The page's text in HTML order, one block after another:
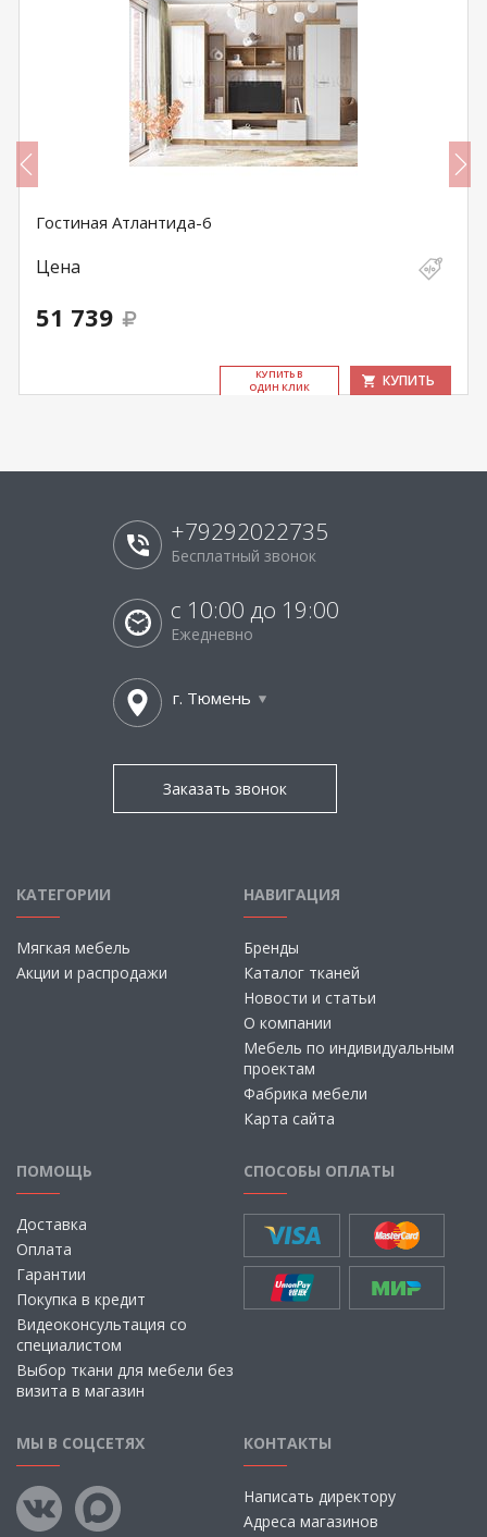
Гостиная Атлантида-6
Цена
51 739
КУ­ПИТЬ В
ОДИН КЛИК
КУПИТЬ
+79292022735
Бесплатный звонок
с 10:00 до 19:00
Ежедневно
г. Тюмень
Заказать звонок
КАТЕГОРИИ
Мягкая мебель
Акции и распродажи
НАВИГАЦИЯ
Бренды
Каталог тканей
Новости и статьи
О компании
Мебель по индивидуальным
проектам
Фабрика мебели
Карта сайта
ПОМОЩЬ
Доставка
Оплата
Гарантии
Покупка в кредит
Видеоконсультация со
специалистом
Выбор ткани для мебели без
визита в магазин
СПОСОБЫ ОПЛАТЫ
МЫ В СОЦСЕТЯХ КОНТАКТЫ
Написать директору
Адреса магазинов